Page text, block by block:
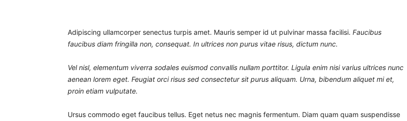
Adipiscing ullamcorper senectus turpis amet. Mauris semper id ut pulvinar massa facilisi. Faucibus
faucibus diam fringilla non, consequat. In ultrices non purus vitae risus, dictum nunc.
Vel nisl, elementum viverra sodales euismod convallis nullam porttitor. Ligula enim nisi varius ultrices nunc
aenean lorem eget. Feugiat orci risus sed consectetur sit purus aliquam. Urna, bibendum aliquet mi et,
proin etiam vulputate.
Ursus commodo eget faucibus tellus. Eget netus nec magnis fermentum. Diam quam quam suspendisse